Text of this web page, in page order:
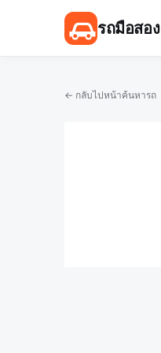
รถมือสอง
← กลับไปหน้าค้นหารถ